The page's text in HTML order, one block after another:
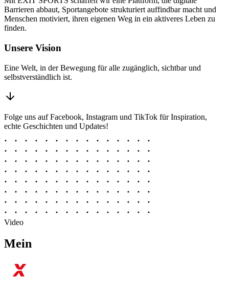
Barrieren abbaut, Sportangebote strukturiert auffindbar macht und
Menschen motiviert, ihren eigenen Weg in ein aktiveres Leben zu
finden.
Unsere Vision
Eine Welt, in der Bewegung für alle zugänglich, sichtbar und
selbstverständlich ist.
Folge uns auf Facebook, Instagram und TikTok für Inspiration,
echte Geschichten und Updates!
Video
Mein